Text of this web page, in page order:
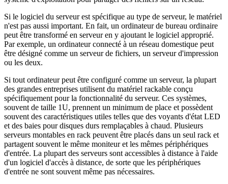
Si le logiciel du serveur est spécifique au type de serveur, le matériel
n'est pas aussi important. En fait, un ordinateur de bureau ordinaire
peut être transformé en serveur en y ajoutant le logiciel approprié.
Par exemple, un ordinateur connecté à un réseau domestique peut
être désigné comme un serveur de fichiers, un serveur d'impression
ou les deux.
Si tout ordinateur peut être configuré comme un serveur, la plupart
des grandes entreprises utilisent du matériel rackable conçu
spécifiquement pour la fonctionnalité du serveur. Ces systèmes,
souvent de taille 1U, prennent un minimum de place et possèdent
souvent des caractéristiques utiles telles que des voyants d'état LED
et des baies pour disques durs remplaçables à chaud. Plusieurs
serveurs montables en rack peuvent être placés dans un seul rack et
partagent souvent le même moniteur et les mêmes périphériques
d'entrée. La plupart des serveurs sont accessibles à distance à l'aide
d'un logiciel d'accès à distance, de sorte que les périphériques
d'entrée ne sont souvent même pas nécessaires.